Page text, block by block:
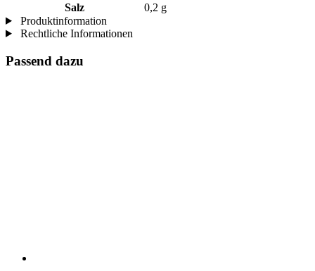
Salz
0,2 g
Produktinformation
Rechtliche Informationen
Passend dazu